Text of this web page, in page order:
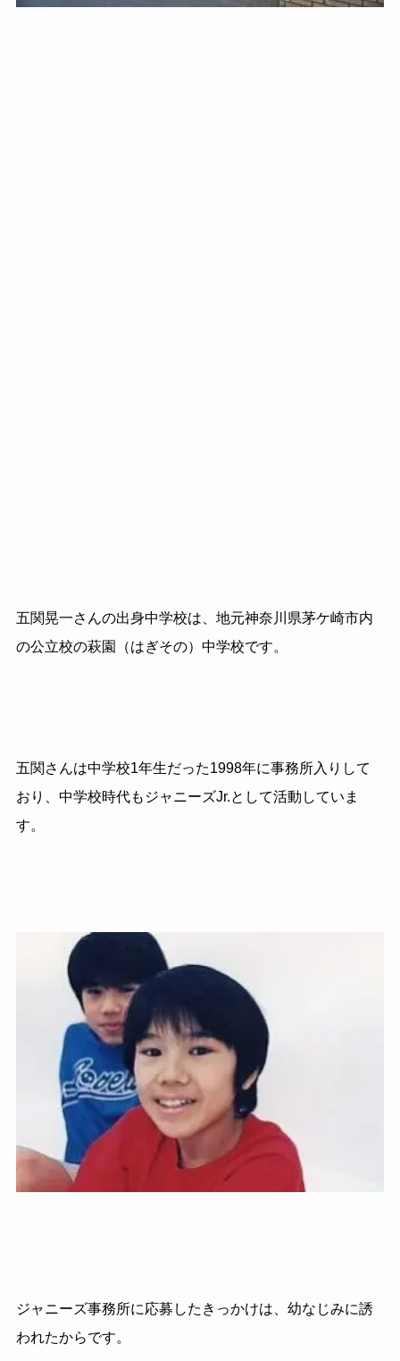
五関晃一さんの出身中学校は、地元神奈川県茅ケ崎市内
の公立校の萩園（はぎその）中学校です。
五関さんは中学校1年生だった1998年に事務所入りして
おり、中学校時代もジャニーズJr.として活動していま
す。
ジャニーズ事務所に応募したきっかけは、幼なじみに誘
われたからです。